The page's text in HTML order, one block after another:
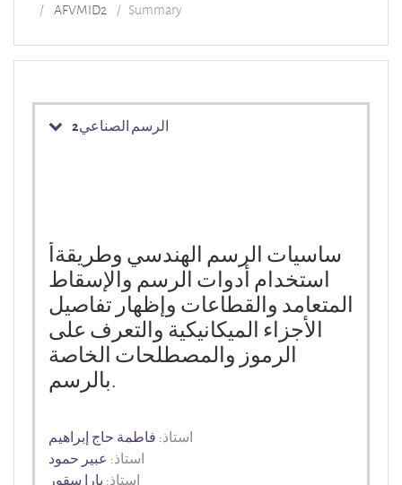
AFVMID2
Summary
الرسم الصناعي2
أساسيات الرسم الهندسي وطريقة
استخدام أدوات الرسم والإسقاط
المتعامد والقطاعات وإظهار تفاصيل
الأجزاء الميكانيكية والتعرف على
الرموز والمصطلحات الخاصة
بالرسم.
استاذ: فاطمة حاج إبراهيم
استاذ: عبير حمود
استاذ: يارا سقور